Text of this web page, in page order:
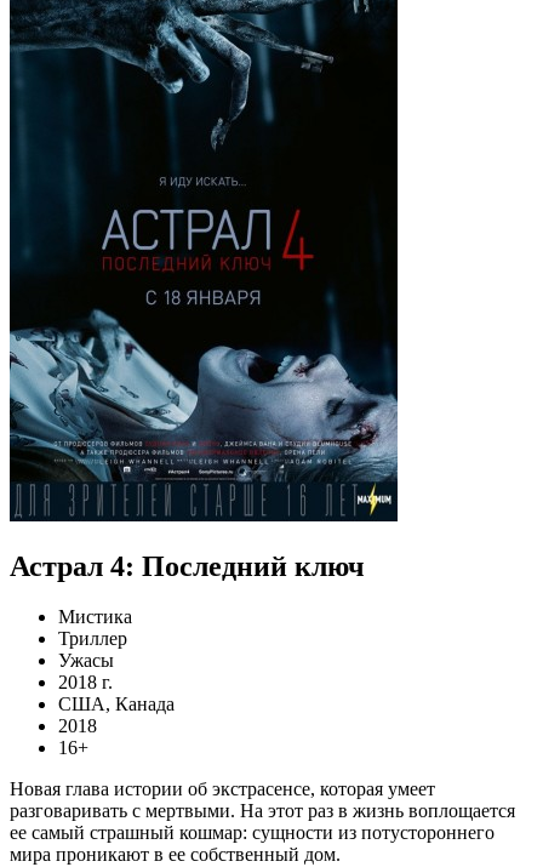
Астрал 4: Последний ключ
Мистика
Триллер
Ужасы
2018 г.
США, Канада
2018
16+
Новая глава истории об экстрасенсе, которая умеет
разговаривать с мертвыми. На этот раз в жизнь воплощается
ее самый страшный кошмар: сущности из потустороннего
мира проникают в ее собственный дом.